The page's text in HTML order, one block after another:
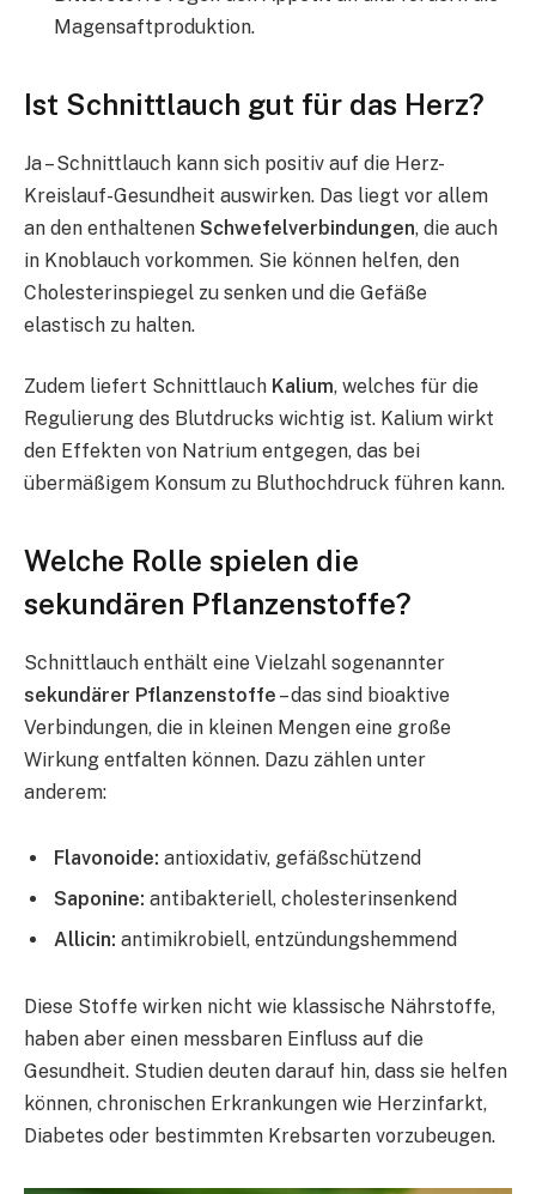
Magensaftproduktion.
Ist Schnittlauch gut für das Herz?
Ja – Schnittlauch kann sich positiv auf die Herz-
Kreislauf-Gesundheit auswirken. Das liegt vor allem
an den enthaltenen Schwefelverbindungen, die auch
in Knoblauch vorkommen. Sie können helfen, den
Cholesterinspiegel zu senken und die Gefäße
elastisch zu halten.
Zudem liefert Schnittlauch Kalium, welches für die
Regulierung des Blutdrucks wichtig ist. Kalium wirkt
den Effekten von Natrium entgegen, das bei
übermäßigem Konsum zu Bluthochdruck führen kann.
Welche Rolle spielen die
sekundären Pflanzenstoffe?
Schnittlauch enthält eine Vielzahl sogenannter
sekundärer Pflanzenstoffe – das sind bioaktive
Verbindungen, die in kleinen Mengen eine große
Wirkung entfalten können. Dazu zählen unter
anderem:
Flavonoide: antioxidativ, gefäßschützend
Saponine: antibakteriell, cholesterinsenkend
Allicin: antimikrobiell, entzündungshemmend
Diese Stoffe wirken nicht wie klassische Nährstoffe,
haben aber einen messbaren Einfluss auf die
Gesundheit. Studien deuten darauf hin, dass sie helfen
können, chronischen Erkrankungen wie Herzinfarkt,
Diabetes oder bestimmten Krebsarten vorzubeugen.